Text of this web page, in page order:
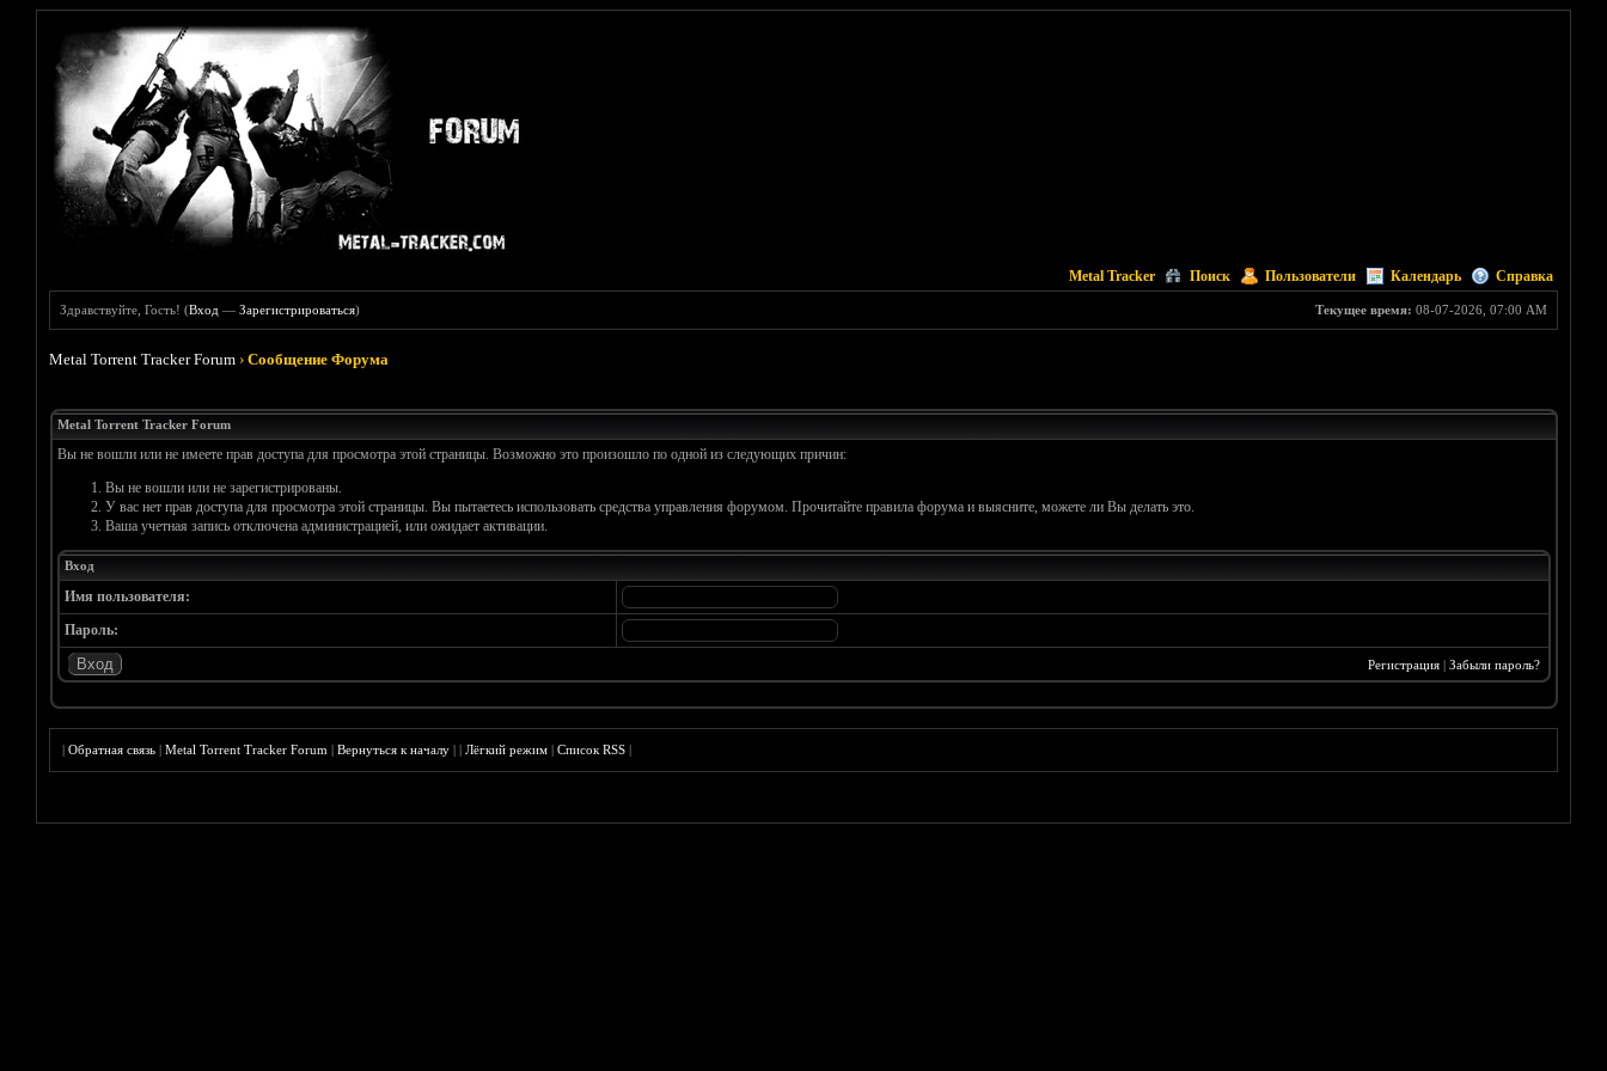
Metal Tracker Поиск Пользователи Календарь Справка
Текущее время: 08-07-2026, 07:00 AM
Здравствуйте, Гость! (Вход —Зарегистрироваться)
Metal Torrent Tracker Forum ›Сообщение Форума
Metal Torrent Tracker Forum
Вы не вошли или не имеете прав доступа для просмотра этой страницы. Возможно это произошло по одной из следующих причин:
Вы не вошли или не зарегистрированы.
У вас нет прав доступа для просмотра этой страницы. Вы пытаетесь использовать средства управления форумом. Прочитайте правила форума и выясните, можете ли Вы делать это.
Ваша учетная запись отключена администрацией, или ожидает активации.
Вход
Имя пользователя:
Пароль:
Регистрация| Забыли пароль?
|Обратная связь |Metal Torrent Tracker Forum |Вернуться к началу ||Лёгкий режим |Список RSS |